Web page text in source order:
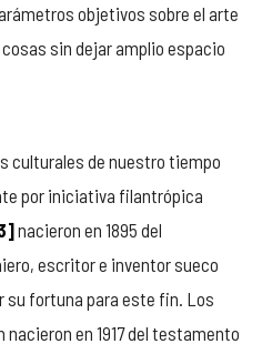
objetivos sobre el arte
sin dejar amplio espacio
culturales de nuestro tiempo
por iniciativa filantrópica
nacieron en 1895 del
escritor e inventor sueco
su fortuna para este fin. Los
nacieron en 1917 del testamento